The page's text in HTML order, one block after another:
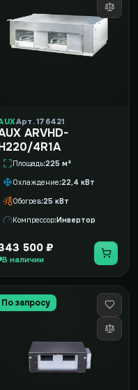
Арт. 176421
ARVHD-
4R1A
Площадь 225 м²
Охлаждение 22,4 кВт
Обогрев 25 кВт
Компрессор Инвертор
500 ₽
В наличии
По запросу